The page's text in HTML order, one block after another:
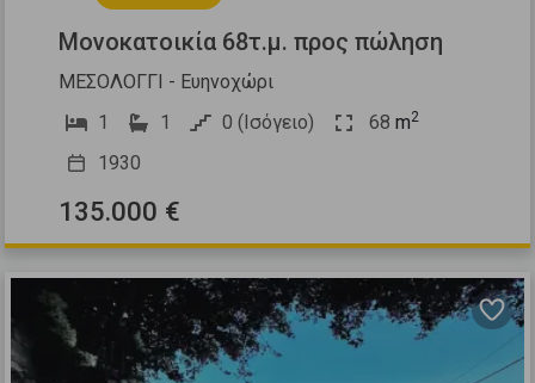
Μονοκατοικία 68τ.μ. προς πώληση
ΜΕΣΟΛΟΓΓΙ - Ευηνοχώρι
1
1 0 (Ισόγειο) 68 m2
1930
135.000 €